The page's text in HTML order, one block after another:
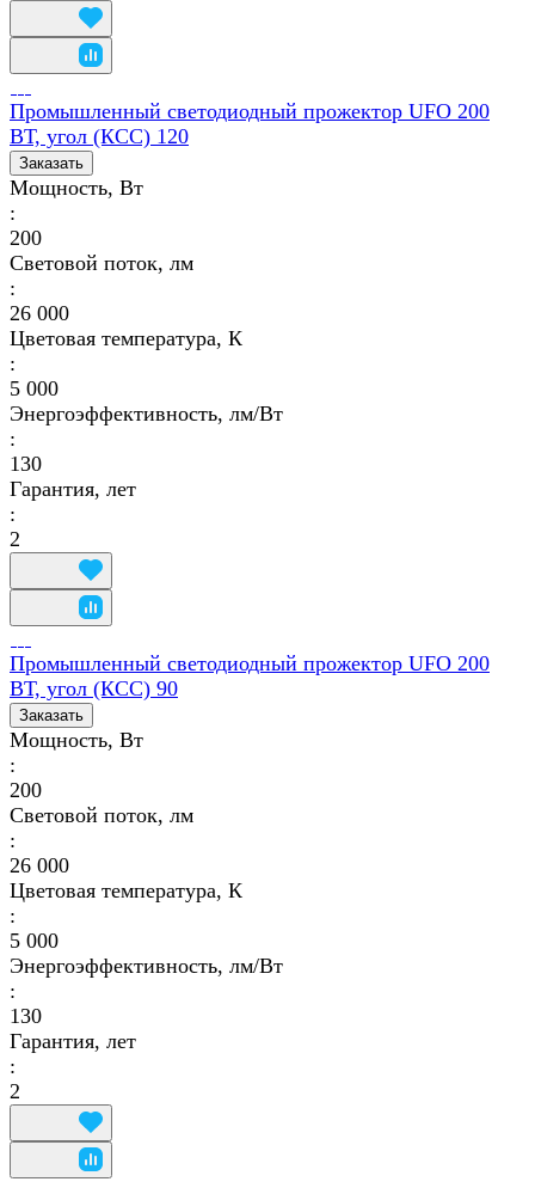
Промышленный светодиодный прожектор UFO 200
ВТ, угол (КСС) 120
Заказать
Мощность, Вт
:
200
Световой поток, лм
:
26 000
Цветовая температура, К
:
5 000
Энергоэффективность, лм/Вт
:
130
Гарантия, лет
:
2
Промышленный светодиодный прожектор UFO 200
ВТ, угол (КСС) 90
Заказать
Мощность, Вт
:
200
Световой поток, лм
:
26 000
Цветовая температура, К
:
5 000
Энергоэффективность, лм/Вт
:
130
Гарантия, лет
:
2